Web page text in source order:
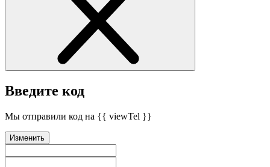
Введите код
Мы отправили код на {{ viewTel }}
Изменить